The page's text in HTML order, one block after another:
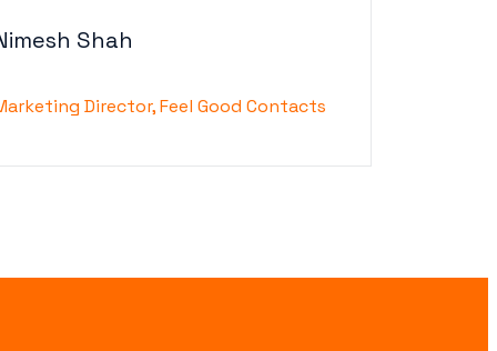
Shah
Director, Feel Good Contacts